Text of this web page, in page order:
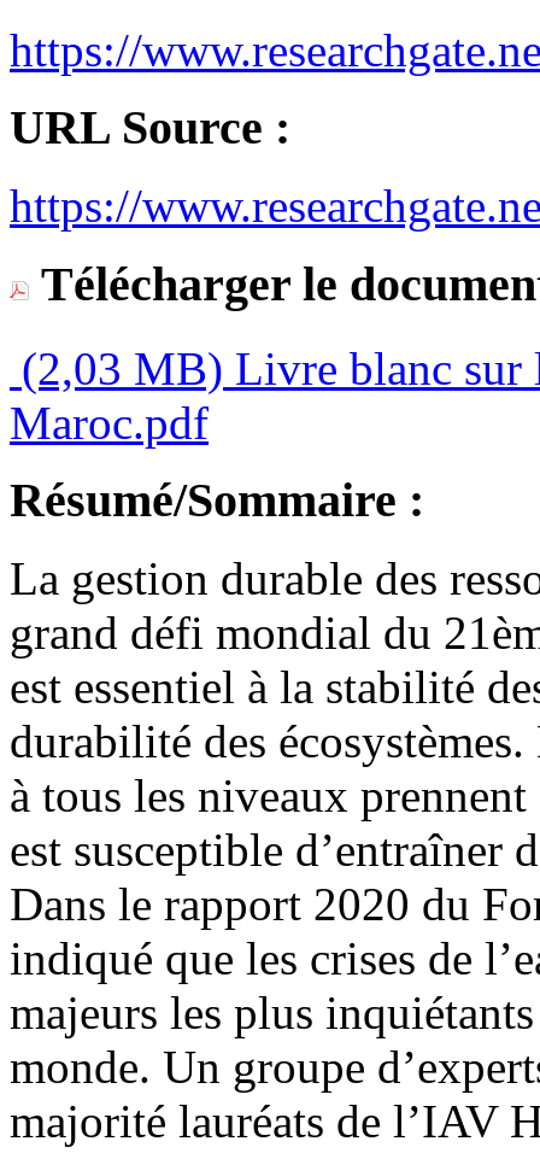
https://
URL Source :
https://
Télécharger le
(2,03 MB) Livre blanc sur
Maroc.pdf
Résumé/Sommaire :
La gestion durable des
grand défi mondial du
est essentiel à la stabilité
durabilité des
à tous les niveaux
est susceptible d’entraîner
Dans le rapport 2020 du
indiqué que les crises de
majeurs les plus
monde. Un groupe
majorité lauréats de l’IAV